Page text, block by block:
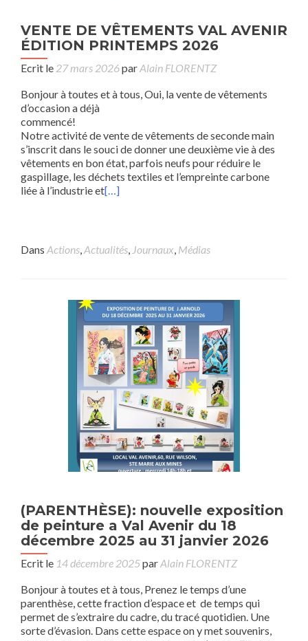
VENTE DE VÊTEMENTS VAL AVENIR
ÉDITION PRINTEMPS 2026
Ecrit le 27 mars 2026parAlain FLORENTZ
Bonjour à toutes et à tous, Oui, la vente de vêtements
d’occasion a déjà
Notre activité de vente de vêtements de seconde main
s’inscrit dans le souci de donner une deuxième vie à des
vêtements en bon état, parfois neufs pour réduire le
gaspillage, les déchets textiles et l’empreinte carbone
liée à l’industrie et[…]
Dans Actions,Actualités, Journaux, Médias
(PARENTHÈSE): nouvelle exposition
de peinture a Val Avenir du 18
décembre 2025 au 31 janvier 2026
Ecrit le 14 décembre 2025parAlain FLORENTZ
Bonjour à toutes et à tous, Prenez le temps d’une
parenthèse, cette fraction d’espace et de temps qui
permet de s’extraire du cadre, du tracé quotidien. Une
sorte d’évasion. Dans cette espace on y met souvenirs,